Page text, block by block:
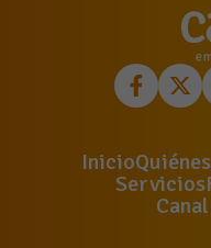
Inicio
Servicios